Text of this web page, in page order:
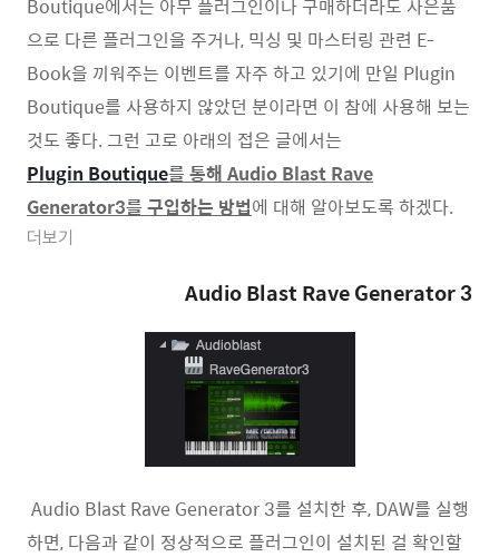
Boutique에서는 아무 플러그인이나 구매하더라도 사은품
으로 다른 플러그인을 주거나, 믹싱 및 마스터링 관련 E-
Book을 끼워주는 이벤트를 자주 하고 있기에 만일 Plugin
Boutique를 사용하지 않았던 분이라면 이 참에 사용해 보는
것도 좋다. 그런 고로 아래의 접은 글에서는
Plugin Boutique를 통해 Audio Blast Rave
Generator3를 구입하는 방법에 대해 알아보도록 하겠다.
더보기
Audio Blast Rave Generator 3
Audio Blast Rave Generator 3를 설치한 후, DAW를 실행
하면, 다음과 같이 정상적으로 플러그인이 설치된 걸 확인할